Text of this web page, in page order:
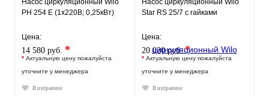
Насос циркуляционный Wilo
PH 254 E (1х220В; 0,25кВт)
Цена:
14 580 руб. *
* Актуальную цену пожалуйста
уточните у менеджера
В избранное
Насос циркуляционный Wilo
Star RS 25/7 с гайками
Цена:
20 030 руб.*
* Актуальную цену пожалуйста
уточните у менеджера
В избранное